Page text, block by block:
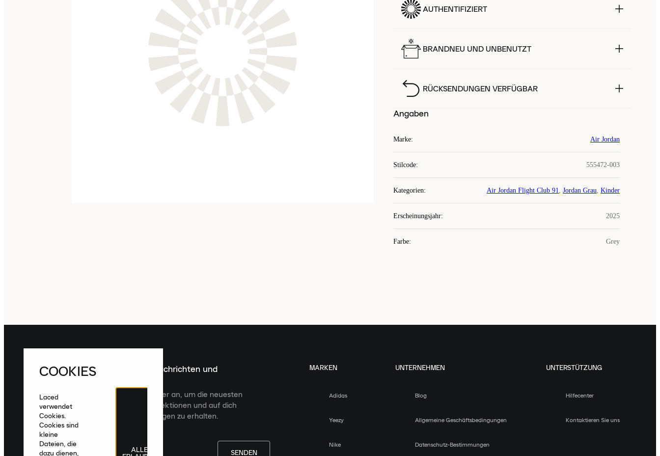
AUTHENTIFIZIERT
BRANDNEU UND UNBENUTZT
RÜCKSENDUNGEN VERFÜGBAR
Angaben
Marke: Air Jordan
Stilcode: 555472-003
Kategorien: Air Jordan Flight Club 91, Jordan Grau, Kinder
Erscheinungsjahr: 2025
Farbe: Grey
Melde dich für die neuesten Nachrichten und
Veröffentlichungen an
Melde dich für den Laced Newsletter an, um die neuesten
Veröffentlichungen, kuratierte Kollektionen und auf dich
zugeschnittene Produktempfehlungen zu erhalten.
SENDEN
MARKEN
Adidas
Yeezy
Nike
UNTERNEHMEN
Blog
Allgemeine Geschäftsbedingungen
Datenschutz-Bestimmungen
UNTERSTÜTZUNG
Hilfecenter
Kontaktieren Sie uns
COOKIES
Laced
verwendet
Cookies.
Cookies sind
kleine
Dateien, die
dazu dienen,
ALLE